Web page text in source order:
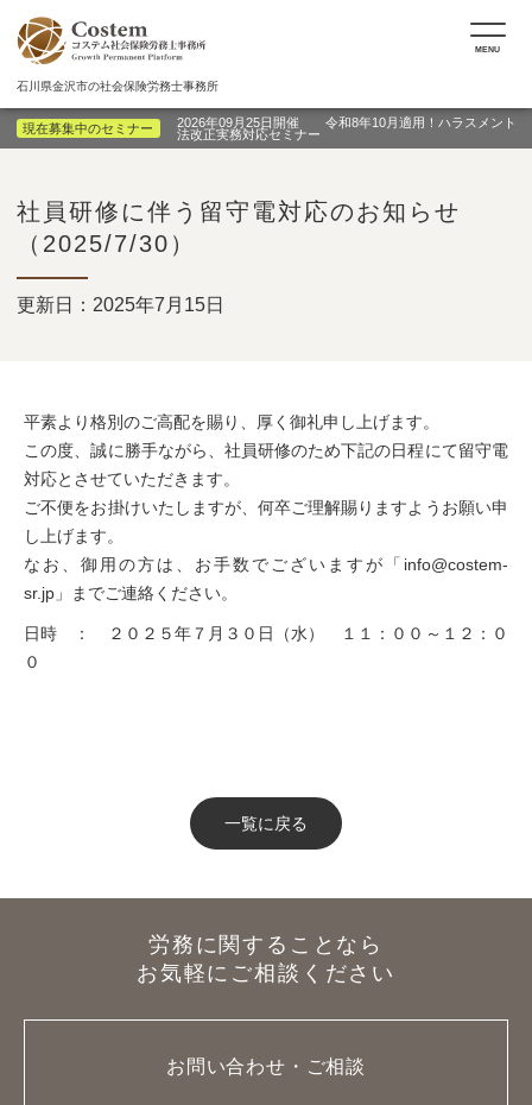
石川県金沢市の社会保険労務士事務所
MENU
現在募集中のセミナー
2026年09月25日開催 令和8年10月適用！ハラスメント
法改正実務対応セミナー
社員研修に伴う留守電対応のお知らせ
（2025/7/30）
更新日：2025年7月15日
平素より格別のご高配を賜り、厚く御礼申し上げます。
この度、誠に勝手ながら、社員研修のため下記の日程にて留守電
対応とさせていただきます。
ご不便をお掛けいたしますが、何卒ご理解賜りますようお願い申
し上げます。
なお、御用の方は、お手数でございますが「info@costem-
sr.jp」までご連絡ください。
日時 ： ２０２５年７月３０日（水） １１：００～１２：０
０
一覧に戻る
労務に関することなら
お気軽にご相談ください
お問い合わせ・ご相談